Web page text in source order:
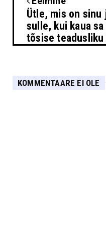
Ütle, mis on sinu
sulle, kui kaua
tõsise teadusliku
KOMMENTAARE EI OLE